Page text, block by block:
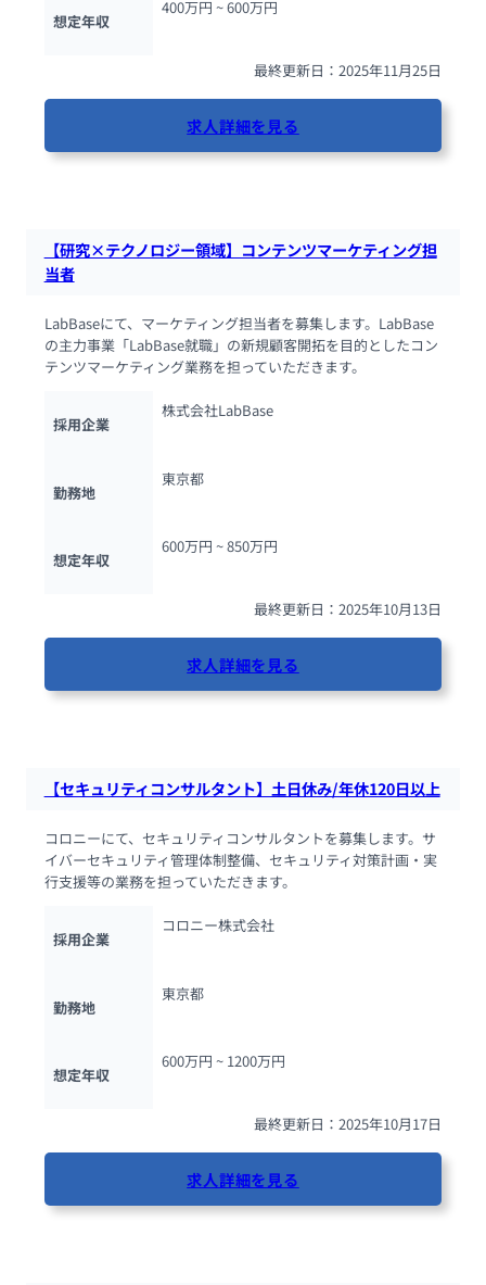
想定年収
400万円 ~ 600万円
最終更新日：2025年11月25日
求人詳細を見る
【研究×テクノロジー領域】コンテンツマーケティング担
当者
LabBaseにて、マーケティング担当者を募集します。LabBase
の主力事業「LabBase就職」の新規顧客開拓を目的としたコン
テンツマーケティング業務を担っていただきます。
採用企業
株式会社LabBase
勤務地
東京都
想定年収
600万円 ~ 850万円
最終更新日：2025年10月13日
求人詳細を見る
【セキュリティコンサルタント】土日休み/年休120日以上
コロニーにて、セキュリティコンサルタントを募集します。サ
イバーセキュリティ管理体制整備、セキュリティ対策計画・実
行支援等の業務を担っていただきます。
採用企業
コロニー株式会社
勤務地
東京都
想定年収
600万円 ~ 1200万円
最終更新日：2025年10月17日
求人詳細を見る